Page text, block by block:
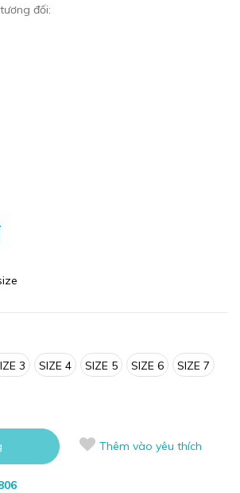
đối:
3 SIZE 4 SIZE 5 SIZE 6
SIZE 7
Thêm vào yêu thích